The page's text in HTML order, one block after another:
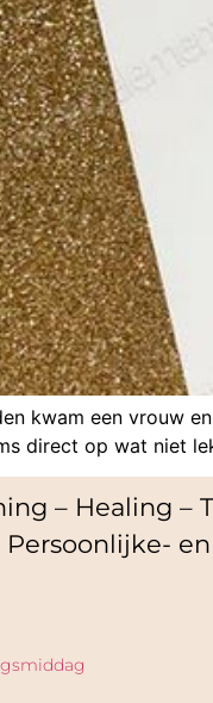
kwam een vrouw
direct op wat niet
– Healing